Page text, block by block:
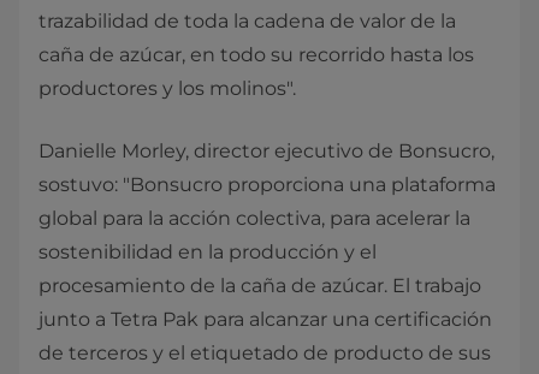
trazabilidad de toda la cadena de valor de la
caña de azúcar, en todo su recorrido hasta los
productores y los molinos".
Danielle Morley, director ejecutivo de Bonsucro,
sostuvo: "Bonsucro proporciona una plataforma
global para la acción colectiva, para acelerar la
sostenibilidad en la producción y el
procesamiento de la caña de azúcar. El trabajo
junto a Tetra Pak para alcanzar una certificación
de terceros y el etiquetado de producto de sus